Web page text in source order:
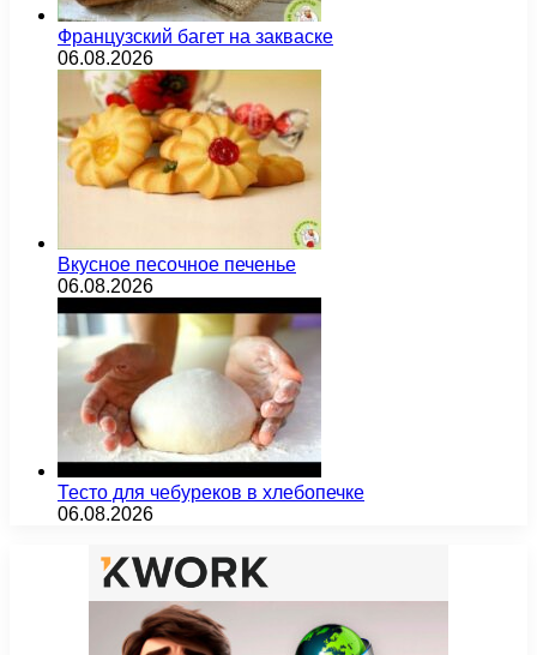
Французский багет на закваске
06.08.2026
Вкусное песочное печенье
06.08.2026
Тесто для чебуреков в хлебопечке
06.08.2026